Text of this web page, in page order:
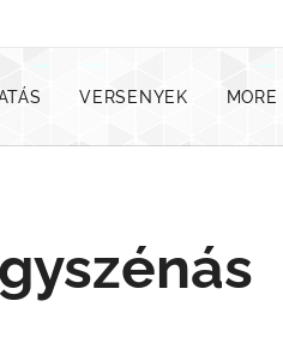
VERSENYEK MORE